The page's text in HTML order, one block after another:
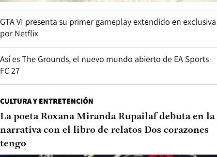
GTA VI presenta su primer gameplay extendido en exclusiva
por Netflix
Así es The Grounds, el nuevo mundo abierto de EA Sports
FC 27
CULTURA Y ENTRETENCIÓN
La poeta Roxana Miranda Rupailaf debuta en la
narrativa con el libro de relatos Dos corazones
tengo